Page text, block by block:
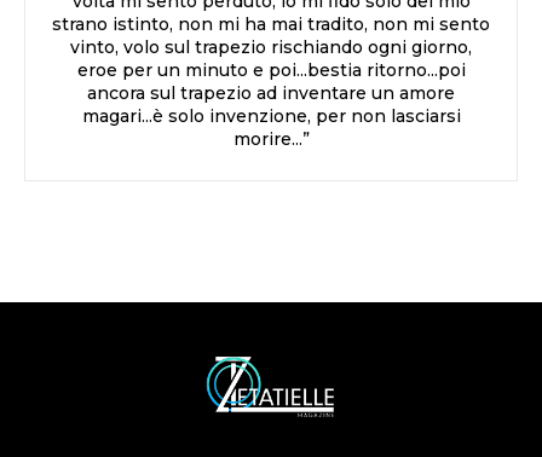
strano istinto, non mi ha mai tradito, non mi sento
vinto, volo sul trapezio rischiando ogni giorno,
eroe per un minuto e poi...bestia ritorno...poi
ancora sul trapezio ad inventare un amore
magari...è solo invenzione, per non lasciarsi
morire...”